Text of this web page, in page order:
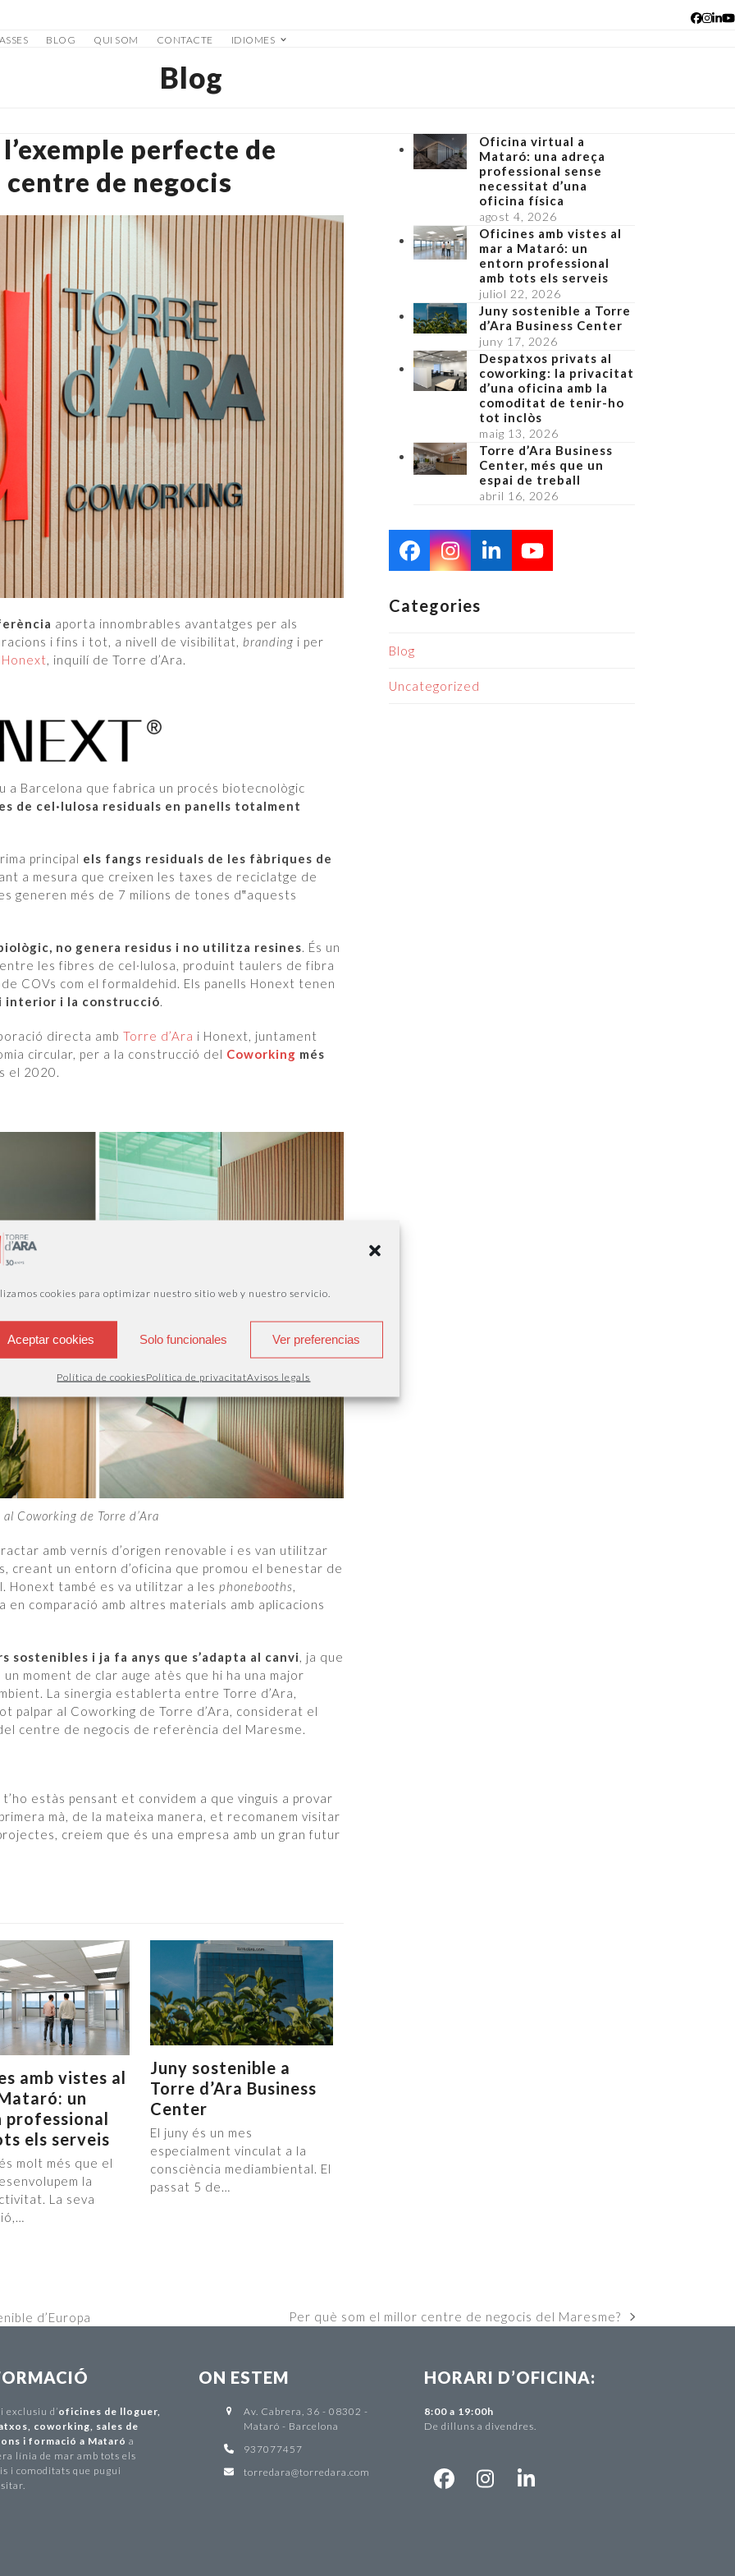
cookies para optimizar nuestro sitio web y nuestro servicio.
Aceptar cookies Solo funcionales Ver preferencias
Política de cookiesPolítica de privacitatAvisos legals
BLOG QUI SOM CONTACTE IDIOMES
Blog
perfecte de
de negocis
aporta innombrables avantatges per als
i fins i tot, a nivell de visibilitat, branding i per
Honext, inquilí de Torre d’Ara.
a Barcelona que fabrica un procés biotecnològic
de cel·lulosa residuals en panells totalment
principal els fangs residuals de les fàbriques de
a mesura que creixen les taxes de reciclatge de
generen més de 7 milions de tones d‟aquests
no genera residus i no utilitza resines. És un
les fibres de cel·lulosa, produint taulers de fibra
COVs com el formaldehid. Els panells Honext tenen
interior i la construcció.
directa amb Torre d’Ara i Honext, juntament
circular, per a la construcció del Coworking més
el 2020.
Coworking de Torre d’Ara
amb vernís d’origen renovable i es van utilitzar
creant un entorn d’oficina que promou el benestar de
Honext també es va utilitzar a les phonebooths,
comparació amb altres materials amb aplicacions
sostenibles i ja fa anys que s’adapta al canvi, ja que
moment de clar auge atès que hi ha una major
La sinergia establerta entre Torre d’Ara,
palpar al Coworking de Torre d’Ara, considerat el
centre de negocis de referència del Maresme.
estàs pensant et convidem a que vinguis a provar
mà, de la mateixa manera, et recomanem visitar
creiem que és una empresa amb un gran futur
amb vistes al
un
professional
els serveis
molt més que el
la
La seva
Juny sostenible a
Torre d’Ara Business
Center
El juny és un mes
especialment vinculat a la
consciència mediambiental. El
passat 5 de…
Oficina virtual a
Mataró: una adreça
professional sense
necessitat d’una
oficina física
agost 4, 2026
Oficines amb vistes al
mar a Mataró: un
entorn professional
amb tots els serveis
juliol 22, 2026
Juny sostenible a Torre
d’Ara Business Center
juny 17, 2026
Despatxos privats al
coworking: la privacitat
d’una oficina amb la
comoditat de tenir-ho
tot inclòs
maig 13, 2026
Torre d’Ara Business
Center, més que un
espai de treball
abril 16, 2026
Facebook
Instagram
LinkedInYouTube
Categories
Blog
Uncategorized
d’Europa
next
Per què som el millor centre de negocis del Maresme?
exclusiu d ’oficines de lloguer,
coworking sales de
i formació a Mataró a
línia de mar amb tots els
i comoditats que pugui
ON ESTEM
Av. Cabrera, 36 - 08302 -
Mataró - Barcelona
937077457
torredara@torredara.com
HORARI D’OFICINA:
8:00 a 19:00h
De dilluns a divendres.
Facebook
Instagram
LinkedIn